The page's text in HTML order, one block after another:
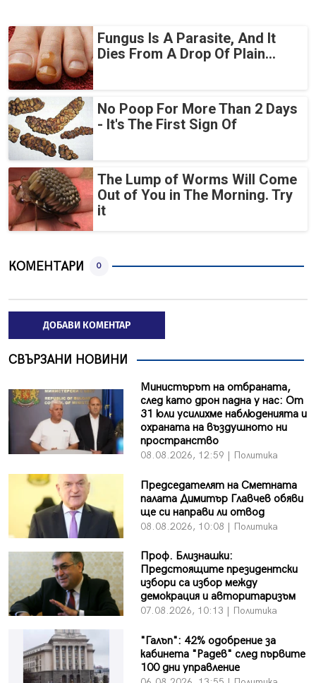
Fungus Is A Parasite, And It
Dies From A Drop Of Plain...
No Poop For More Than 2 Days
- It's The First Sign Of
The Lump of Worms Will Come
Out of You in The Morning. Try
it
КОМЕНТАРИ 0
ДОБАВИ КОМЕНТАР
СВЪРЗАНИ НОВИНИ
Министърът на отбраната,
след като дрон падна у нас: От
31 юли усилихме наблюденията и
охраната на въздушното ни
пространство
08.08.2026, 12:59 | Политика
Председателят на Сметната
палата Димитър Главчев обяви
ще си направи ли отвод
08.08.2026, 10:08 | Политика
Проф. Близнашки:
Предстоящите президентски
избори са избор между
демокрация и авторитаризъм
07.08.2026, 10:13 | Политика
"Галъп": 42% одобрение за
кабинета "Радев" след първите
100 дни управление